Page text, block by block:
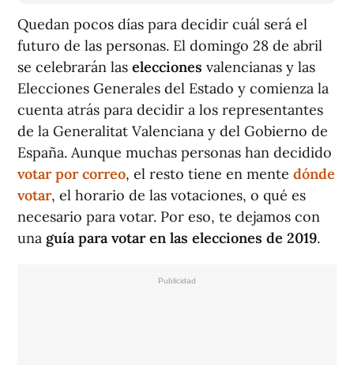
Quedan pocos días para decidir cuál será el
futuro de las personas. El domingo 28 de abril
se celebrarán las elecciones valencianas y las
Elecciones Generales del Estado y comienza la
cuenta atrás para decidir a los representantes
de la Generalitat Valenciana y del Gobierno de
España. Aunque muchas personas han decidido
votar por correo, el resto tiene en mente dónde
votar, el horario de las votaciones, o qué es
necesario para votar. Por eso, te dejamos con
una guía para votar en las elecciones de 2019.